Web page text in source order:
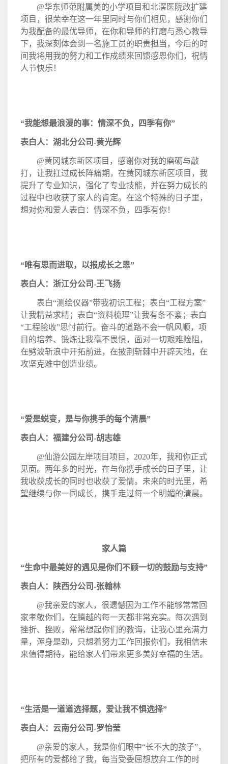
@华东师范附属美的小学项目和北滘医院改扩建
项目，很荣幸在这一年里同时与你们相见，感谢你们
为我配备的最优导师，在你和导师的打磨与悉心教导
下，我深刻体会到一名施工员的职责担当，今后的时
间我将用我的努力和工作成绩来回馈感恩你们，祝情
人节快乐！
“我能想最浪漫的事：情深不负，四季有你”
表白人：湖北分公司-黄光辉
@黄冈城东新区项目，感谢你对我的磨砺与敲
打，让我扛过成长阵痛期，在黄冈城东新区项目，我
提升了专业知识，强化了专业技能，并在努力成长的
过程中也收获了家人的肯定。在这个特殊的日子里，
想对你和爱人表白：情深不负，四季有你！
“唯有思而进取，以报成长之恩”
表白人：浙江分公司-王飞扬
表白“测绘仪器”带我初识工程；表白“工程方案”
让我精益求精；表白“资料梳理”让我有条不紊；表白
“工程验收”思忖前行。奋斗的道路不会一帆风顺，项
目的培养、锻炼让我毫不畏惧，面对一切艰难险阻，
在劈波斩浪中开拓前进，在披荆斩棘中开辟天地，在
攻坚克难中创造业绩。
“爱是蜕变，是与你携手的每个清晨”
表白人：福建分公司-胡志雄
@仙游公园左岸项目项目， 2020年，我和你正式
见面。两年多的时光，在与你携手成长的日子里，让
我收获成长的同时也收获了爱情。未来的时光里，希
望继续与你一同成长，携手走过每一个明媚的清晨。
家人篇
“生命中最美好的遇见是你们不顾一切的鼓励与支持”
表白人：陕西分公司-张翰林
@我亲爱的家人，很遗憾因为工作不能够常常回
家孝敬你们，在腾越的每一天都非常充实。每次遇到
挫折、挫败，常常想起你们的教诲，让我心里充满力
量，浑身是劲，只想着努力工作回报你们，我相信未
来值得期待，能给家人们带来更多美好幸福的生活。
“生活是一道道选择题，爱让我不惧选择”
表白人：云南分公司-罗怡莹
@亲爱的家人，我是你们眼中“长不大的孩子”，
把所有的爱都给了我，每当受委屈想放弃工作的时